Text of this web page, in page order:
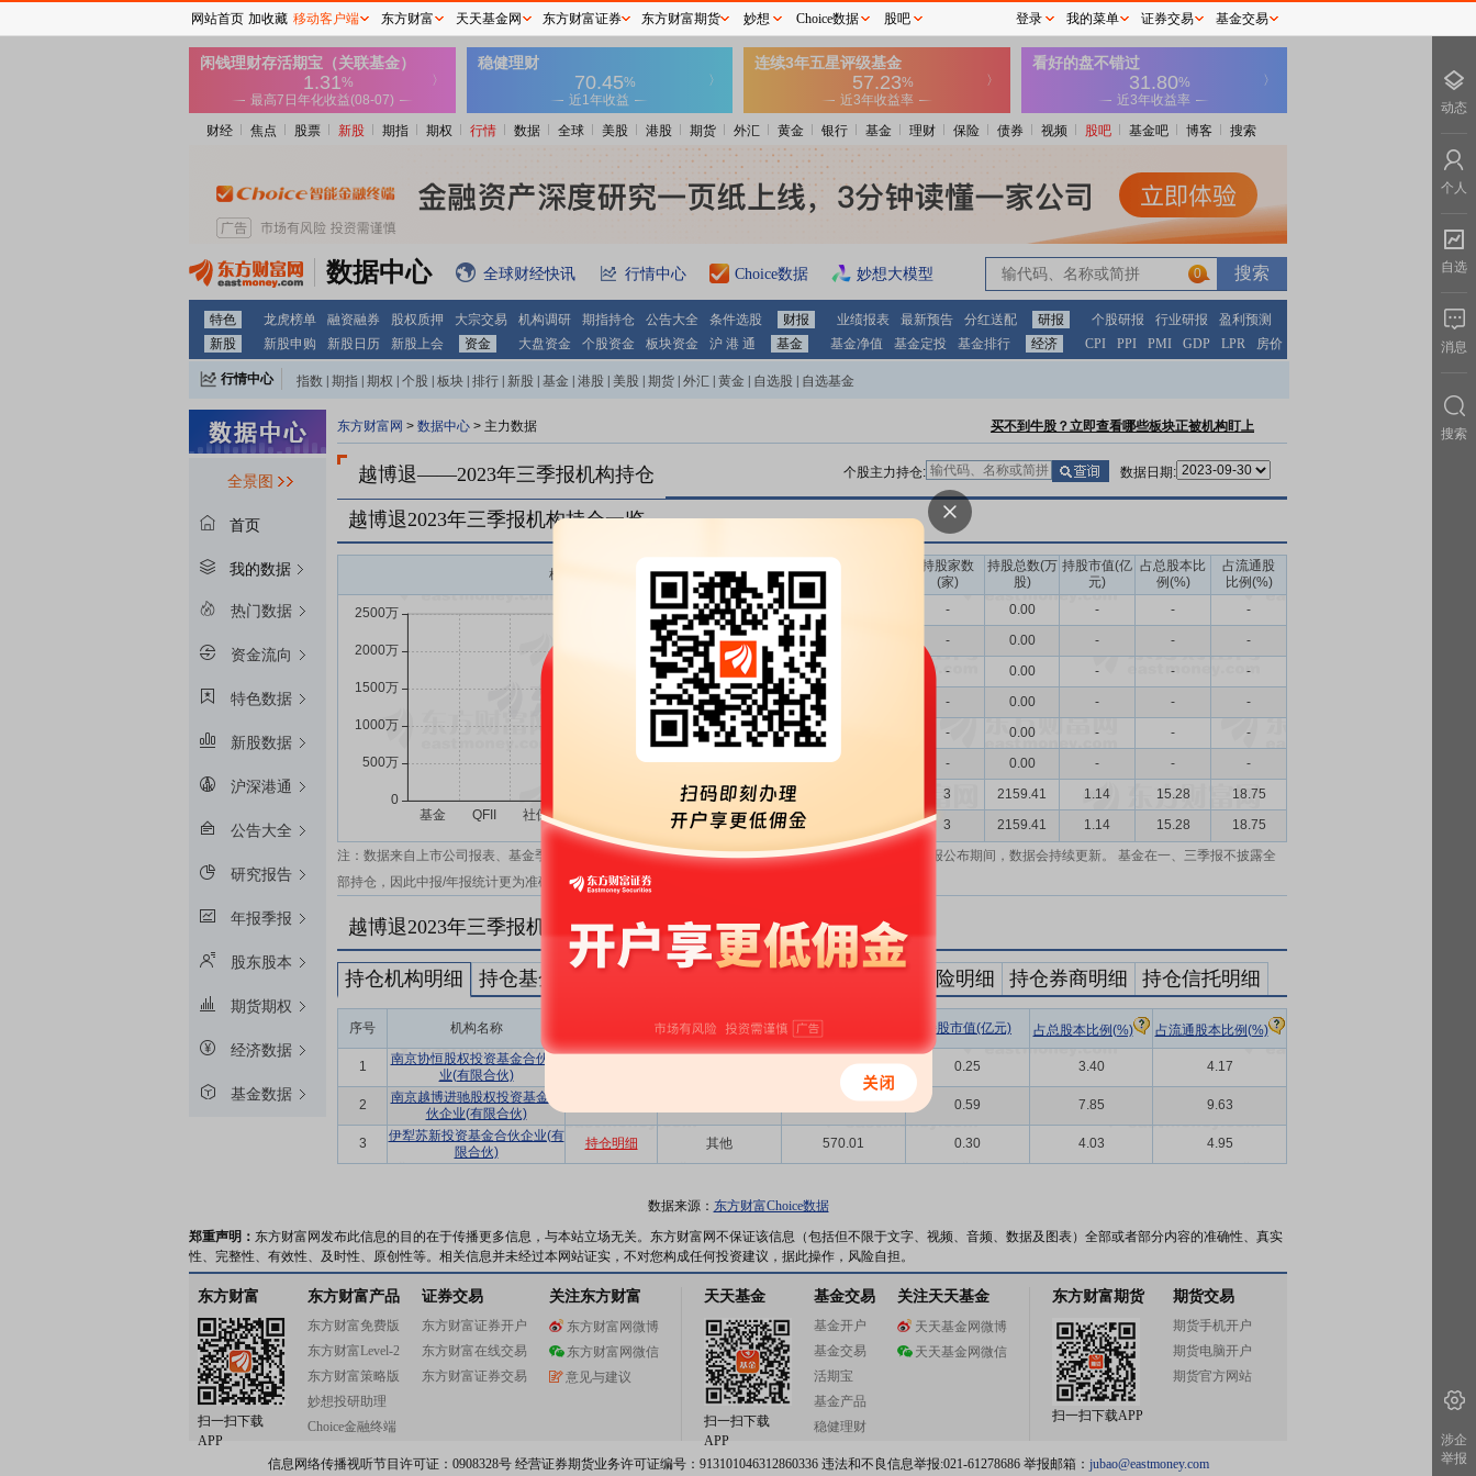
财经 焦点 股票 新股 期指 期权 行情 数据 全球 美股 港股 期货 外汇 黄金 银行 基金 理财 保险 债券 视频 股吧 基金吧 博客 搜索
数据中心 全球财经快讯 行情中心 Choice数据 妙想大模型 0
特色 龙虎榜单 融资融券 股权质押 大宗交易 机构调研 期指持仓 公告大全 条件选股 财报 业绩报表 最新预告 分红送配 研报 个股研报 行业研报
盈利预测
新股
新股申购 新股日历 新股上会 资金 大盘资金 个股资金 板块资金 沪 港 通 基金 基金净值 基金定投 基金排行 经济 CPI PPI PMI GDP LPR 房价
行情中心 指数 期指 期权 个股 板块 排行 新股 基金 港股 美股 期货 外汇 黄金 自选股 自选基金
全景图
首页
我的数据
热门数据
资金流向
特色数据
新股数据
沪深港通
公告大全
研究报告
年报季报
股东股本
期货期权
经济数据
基金数据
东方财富网 > 数据中心 > 主力数据 买不到牛股？立即查看哪些板块正被机构盯上
越博退——2023年三季报机构持仓 个股主力持仓: 数据日期:
越博退2023年三季报机构持仓一览
机构持股(万)
持股家数
(家)
持股总数(万
股)
持股市值(亿
元)
占总股本比
例(%)
占流通股
比例(%)
- 0.00 - -
-
- 0.00 - -
-
- 0.00 - -
-
- 0.00 - -
-
- 0.00 - -
-
- 0.00 - -
-
3 2159.41 1.14 15.28
18.75
机构汇总
3 2159.41 1.14 15.28
18.75
注：数据来自上市公司报表、基金季报、半年报和基金年报；在上市公司报表、基金季报、半年报和年报公布期间，数据会持续更新。 基金在一、三季报不披露全
部持仓，因此中报/年报统计更为准确。
越博退2023年三季报机构持仓明细
持仓机构明细 持仓基金明细 持仓保险明细 持仓券商明细 持仓信托明细
序号 机构名称 机构属性 持股总数(万股) 持股市值(亿元) 占总股本比例(%) 占流通股本比例(%)
1
南京协恒股权投资基金合伙企
业(有限合伙)
480.60 0.25 3.40 4.17
2
南京越博进驰股权投资基金合
伙企业(有限合伙)
1108.80 0.59 7.85 9.63
3
伊犁苏新投资基金合伙企业(有
限合伙)
持仓明细 其他 570.01 0.30 4.03 4.95
数据来源： 东方财富Choice数据
郑重声明： 东方财富网发布此信息的目的在于传播更多信息，与本站立场无关。东方财富网不保证该信息（包括但不限于文字、视频、音频、数据及图表）全部或者部分内容的准确性、真实
性、完整性、有效性、及时性、原创性等。相关信息并未经过本网站证实，不对您构成任何投资建议，据此操作，风险自担。
东方财富
扫一扫下载
APP
东方财富产品
东方财富免费版
东方财富Level-2
东方财富策略版
妙想投研助理
Choice金融终端
证券交易
东方财富证券开户
东方财富在线交易
东方财富证券交易
关注东方财富
东方财富网微博
东方财富网微信
意见与建议
天天基金
扫一扫下载
APP
基金交易
基金开户
基金交易
活期宝
基金产品
稳健理财
关注天天基金
天天基金网微博
天天基金网微信
东方财富期货
扫一扫下载APP
期货交易
期货手机开户
期货电脑开户
期货官方网站
信息网络传播视听节目许可证：0908328号 经营证券期货业务许可证编号：913101046312860336 违法和不良信息举报:021-61278686 举报邮箱： jubao@eastmoney.com
网站首页 加收藏 移动客户端 东方财富 天天基金网 东方财富证券 东方财富期货 妙想 Choice数据 股吧 登录 我的菜单 证券交易 基金交易
动态
个人
自选
消息
搜索
涉企
举报